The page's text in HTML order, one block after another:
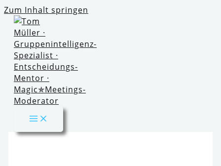
Zum Inhalt springen